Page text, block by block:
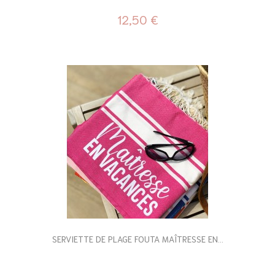
12,50 €
SERVIETTE DE PLAGE FOUTA MAÎTRESSE EN...